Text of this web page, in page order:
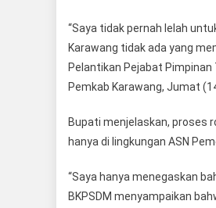
“Saya tidak pernah lelah
Karawang tidak ada yang
Pelantikan Pejabat
Pemkab Karawang, Jumat
Bupati menjelaskan, proses
hanya di lingkungan ASN
“Saya hanya menegaskan
BKPSDM menyampaikan